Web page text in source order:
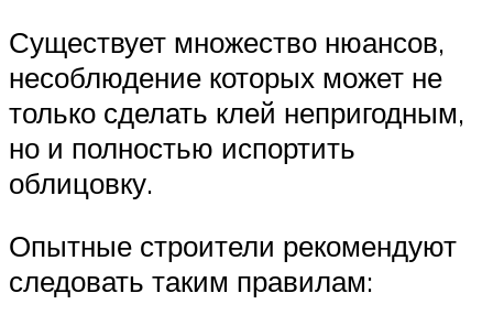
Существует множество нюансов,
несоблюдение которых может не
только сделать клей непригодным,
но и полностью испортить
облицовку.
Опытные строители рекомендуют
следовать таким правилам: